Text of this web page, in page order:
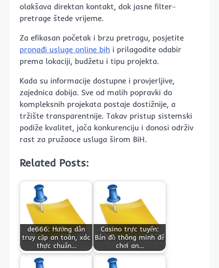
olakšava direktan kontakt, dok jasne filter-
pretrage štede vrijeme.
Za efikasan početak i brzu pretragu, posjetite
pronađi usluge online bih i prilagodite odabir
prema lokaciji, budžetu i tipu projekta.
Kada su informacije dostupne i provjerljive,
zajednica dobija. Sve od malih popravki do
kompleksnih projekata postaje dostižnije, a
tržište transparentnije. Takav pristup sistemski
podiže kvalitet, jača konkurenciju i donosi održiv
rast za pružaoce usluga širom BiH.
Related Posts:
de666: Hướng dẫn
truy cập an toàn, xác
thực chuẩn…
Casino trực tuyến:
Bản đồ thông minh để
chơi an…